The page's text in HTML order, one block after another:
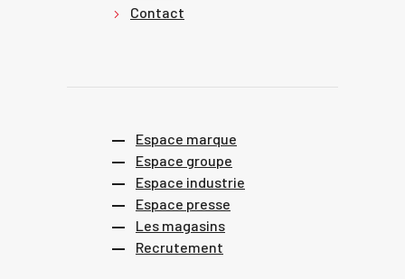
Contact
Espace marque
Espace groupe
Espace industrie
Espace presse
Les magasins
Recrutement